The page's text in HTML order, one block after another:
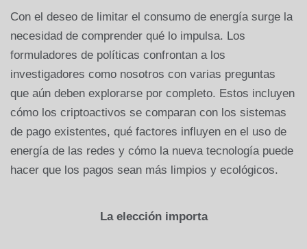
Con el deseo de limitar el consumo de energía surge la
necesidad de comprender qué lo impulsa. Los
formuladores de políticas confrontan a los
investigadores como nosotros con varias preguntas
que aún deben explorarse por completo. Estos incluyen
cómo los criptoactivos se comparan con los sistemas
de pago existentes, qué factores influyen en el uso de
energía de las redes y cómo la nueva tecnología puede
hacer que los pagos sean más limpios y ecológicos.
La elección importa